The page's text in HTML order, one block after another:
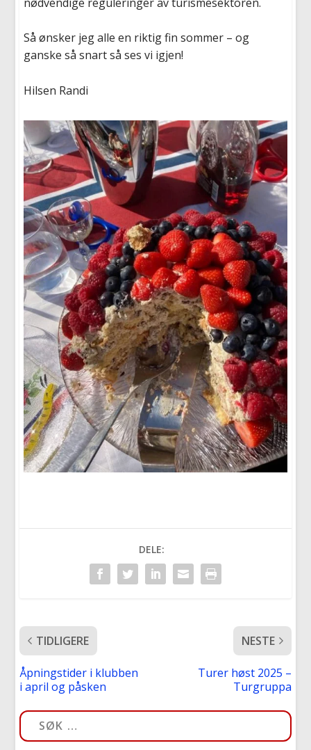
Så ønsker jeg alle en riktig fin sommer – og
ganske så snart så ses vi igjen!
Hilsen Randi
DELE:
TIDLIGERE
Åpningstider i klubben
i april og påsken
NESTE
Turer høst 2025 –
Turgruppa